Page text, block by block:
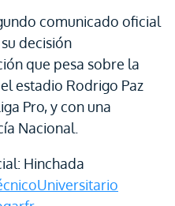
comunicado oficial
decisión
que pesa sobre la
estadio Rodrigo Paz
Pro, y con una
Nacional.
Hinchada